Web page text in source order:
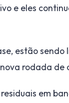
e eles
estão sendo
rodada de
em